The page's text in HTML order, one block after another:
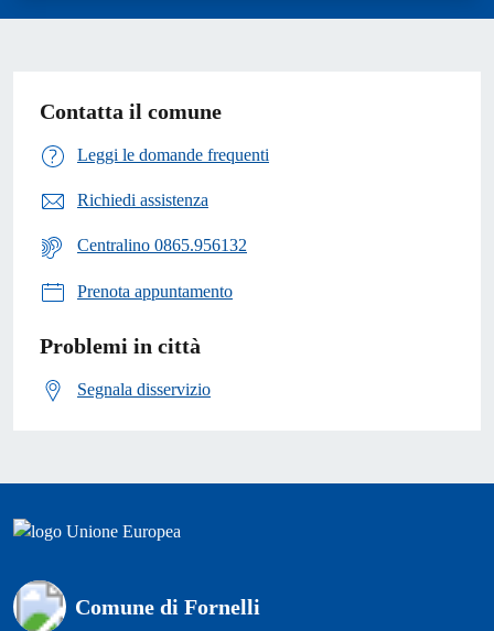
Contatta il comune
Leggi le domande frequenti
Richiedi assistenza
Centralino 0865.956132
Prenota appuntamento
Problemi in città
Segnala disservizio
Comune di Fornelli